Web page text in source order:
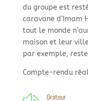
du groupe est
caravane d’Imam
tout le monde
maison et leur
par exemple,
Compte-rendu
Orateur